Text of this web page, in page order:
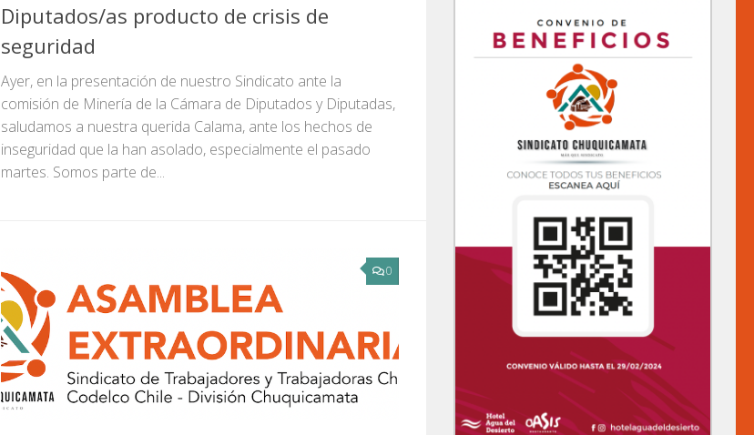
Diputados/as producto de crisis de
seguridad
Ayer, en la presentación de nuestro Sindicato ante la
comisión de Minería de la Cámara de Diputados y Diputadas,
saludamos a nuestra querida Calama, ante los hechos de
inseguridad que la han asolado, especialmente el pasado
martes. Somos parte de...
0